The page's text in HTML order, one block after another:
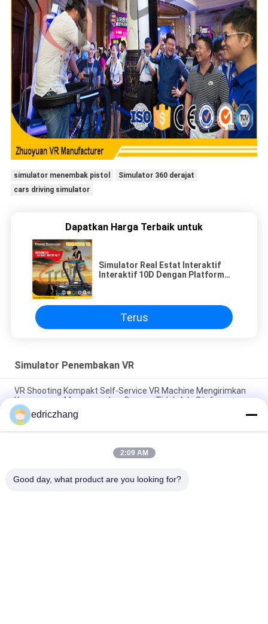
simulator menembak pistol
Simulator 360 derajat
cars driving simulator
Dapatkan Harga Terbaik untuk
Simulator Real Estat Interaktif
Interaktif 10D Dengan Platform
Terus
Simulator Penembakan VR
VR Shooting Kompakt Self-Service VR Machine Mengirimkan
Kesenangan Menyenangkan Dengan Tidak Ada Staf
Funin VR Shooting Game Machine Transform Your Gaming
Experience with 9D VR Chair 65kg 10PCS Games
PC Stand Up Flight VR Simulator Untuk Game Simulasi
edriczhang
2:09 AM
Good day, what product are you looking for?